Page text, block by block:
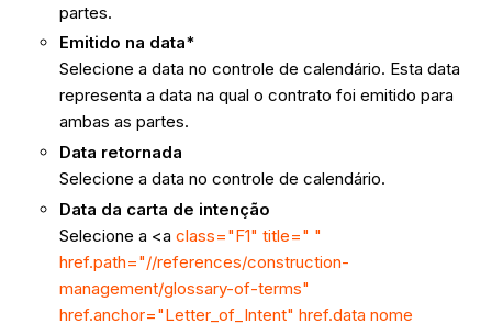
partes.
Emitido na data*
Selecione a data no controle de calendário. Esta data
representa a data na qual o contrato foi emitido para
ambas as partes.
Data retornada
Selecione a data no controle de calendário.
Data da carta de intenção
Selecione a <a class="F1" title=" "
href.path="//references/construction-
management/glossary-of-terms"
href.anchor="Letter_of_Intent" href.data nome